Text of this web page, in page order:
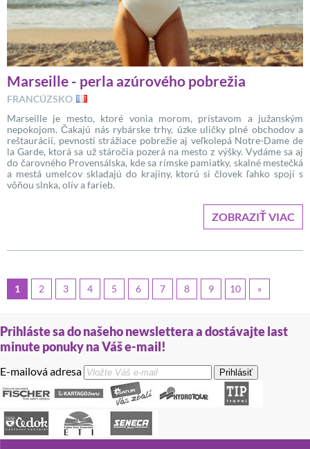
Marseille - perla azúrového pobrežia
FRANCÚZSKO
Marseille je mesto, ktoré vonia morom, prístavom a južanským
nepokojom. Čakajú nás rybárske trhy, úzke uličky plné obchodov a
reštaurácií, pevnosti strážiace pobrežie aj veľkolepá Notre-Dame de
la Garde, ktorá sa už stáročia pozerá na mesto z výšky. Vydáme sa aj
do čarovného Provensálska, kde sa rímske pamiatky, skalné mestečká
a mestá umelcov skladajú do krajiny, ktorú si človek ľahko spojí s
vôňou slnka, olív a farieb.
ZOBRAZIŤ VIAC
1 2 3 4 5 6 7 8 9 10 »
Prihláste sa do našeho newslettera a dostávajte last
minute ponuky na Váš e-mail!
E-mailová adresa Prihlásiť